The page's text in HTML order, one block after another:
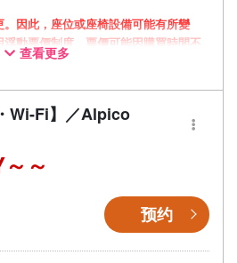
。因此，座位或座椅設備可能有所變
動票價制度，票價可能因購買時間不
查看更多
Wi-Fi】／Alpico
预约